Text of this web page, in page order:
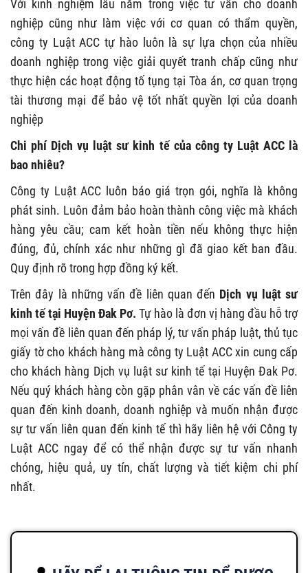
Với kinh nghiệm lâu năm trong việc tư vấn cho doanh
nghiệp cũng như làm việc với cơ quan có thẩm quyền,
công ty Luật ACC tự hào luôn là sự lựa chọn của nhiều
doanh nghiệp trong việc giải quyết tranh chấp cũng như
thực hiện các hoạt động tố tụng tại Tòa án, cơ quan trọng
tài thương mại để bảo vệ tốt nhất quyền lợi của doanh
nghiệp
Chi phí Dịch vụ luật sư kinh tế của công ty Luật ACC là
bao nhiêu?
Công ty Luật ACC luôn báo giá trọn gói, nghĩa là không
phát sinh. Luôn đảm bảo hoàn thành công việc mà khách
hàng yêu cầu; cam kết hoàn tiền nếu không thực hiện
đúng, đủ, chính xác như những gì đã giao kết ban đầu.
Quy định rõ trong hợp đồng ký kết.
Trên đây là những vấn đề liên quan đến Dịch vụ luật sư
kinh tế tại Huyện Đak Pơ. Tự hào là đơn vị hàng đầu hỗ trợ
mọi vấn đề liên quan đến pháp lý, tư vấn pháp luật, thủ tục
giấy tờ cho khách hàng mà công ty Luật ACC xin cung cấp
cho khách hàng Dịch vụ luật sư kinh tế tại Huyện Đak Pơ.
Nếu quý khách hàng còn gặp phân vân về các vấn đề liên
quan đến kinh doanh, doanh nghiệp và muốn nhận được
sự tư vấn liên quan đến kinh tế thì hãy liên hệ với Công ty
Luật ACC ngay để có thể nhận được sự tư vấn nhanh
chóng, hiệu quả, uy tín, chất lượng và tiết kiệm chi phí
nhất.